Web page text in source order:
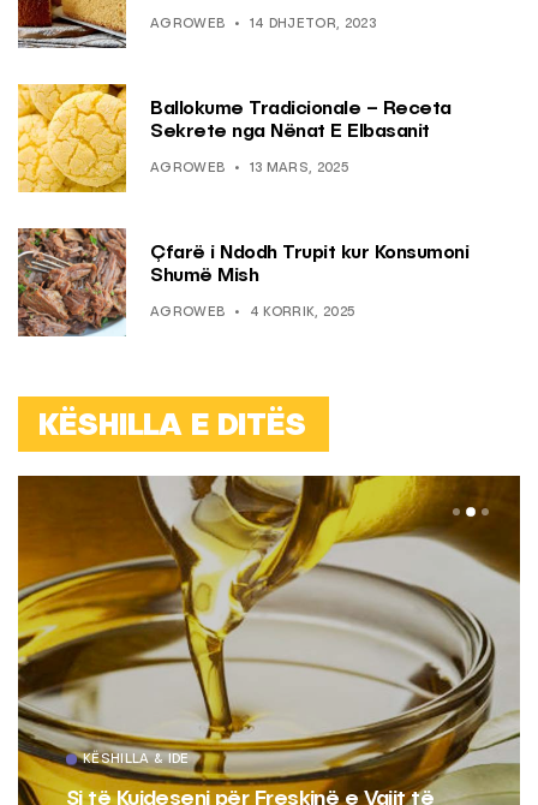
AGROWEB 14 DHJETOR, 2023
Ballokume Tradicionale – Receta
Sekrete nga Nënat E Elbasanit
AGROWEB 13 MARS, 2025
Çfarë i Ndodh Trupit kur Konsumoni
Shumë Mish
AGROWEB 4 KORRIK, 2025
KËSHILLA E DITËS
KËSHILLA & IDE
Si të Kujdeseni për Freskinë e Vajit të